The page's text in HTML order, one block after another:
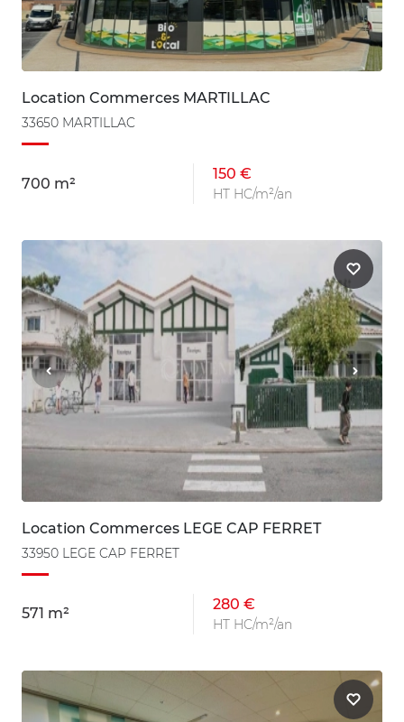
Location Commerces MARTILLAC
33650 MARTILLAC
700 m²
150 €
HT HC/m²/an
Location Commerces LEGE CAP FERRET
33950 LEGE CAP FERRET
571 m²
280 €
HT HC/m²/an